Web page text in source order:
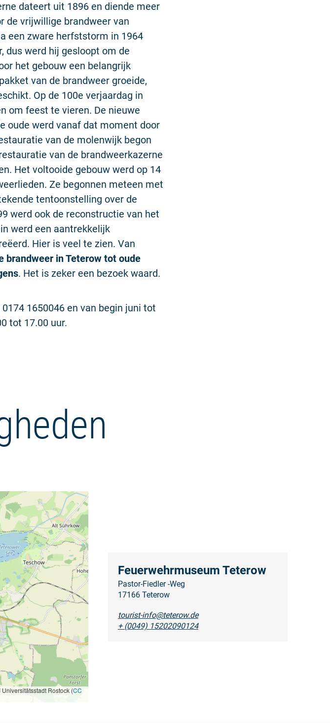
dateert uit 1896 en diende meer
de vrijwillige brandweer van
een zware herfststorm in 1964
dus werd hij gesloopt om de
het gebouw een belangrijk
van de brandweer groeide,
Op de 100e verjaardag in
om feest te vieren. De nieuwe
oude werd vanaf dat moment door
van de molenwijk begon
van de brandweerkazerne
Het voltooide gebouw werd op 14
Ze begonnen meteen met
tentoonstelling over de
werd ook de reconstructie van het
werd een aantrekkelijk
Hier is veel te zien. Van
brandweer in Teterow tot oude
. Het is zeker een bezoek waard.
1650046 en van begin juni tot
tot 17.00 uur.
Rostock (CC
Feuerwehrmuseum Teterow
Pastor-Fiedler -Weg
17166 Teterow
tourist-info@teterow.de
+ (0049) 15202090124